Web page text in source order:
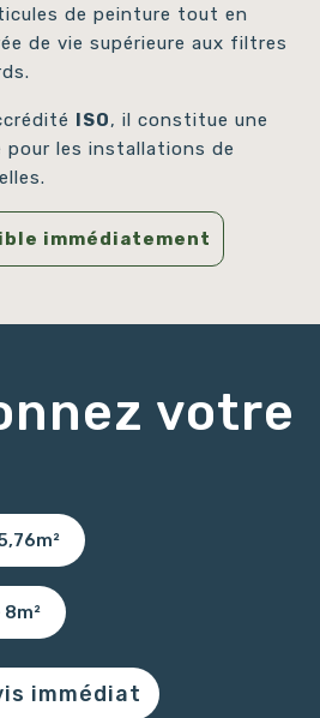
de peinture tout en
de vie supérieure aux filtres
ISO, il constitue une
les installations de
immédiatement
votre
immédiat